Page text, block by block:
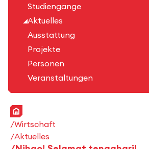
Studiengänge
Aktuelles
Ausstattung
Projekte
Personen
Veranstaltungen
Startseite
Wirtschaft
Aktuelles